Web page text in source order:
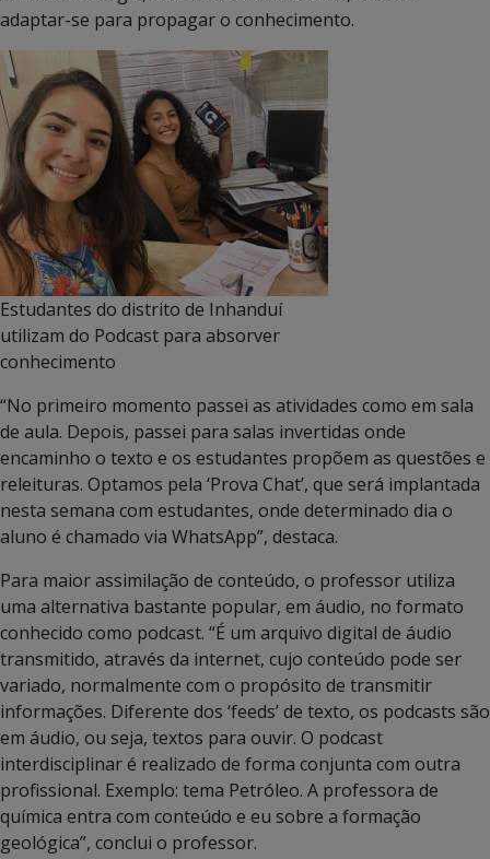
adaptar-se para propagar o conhecimento.
Estudantes do distrito de Inhanduí
utilizam do Podcast para absorver
conhecimento
“No primeiro momento passei as atividades como em sala
de aula. Depois, passei para salas invertidas onde
encaminho o texto e os estudantes propõem as questões e
releituras. Optamos pela ‘Prova Chat’, que será implantada
nesta semana com estudantes, onde determinado dia o
aluno é chamado via WhatsApp”, destaca.
Para maior assimilação de conteúdo, o professor utiliza
uma alternativa bastante popular, em áudio, no formato
conhecido como podcast. “É um arquivo digital de áudio
transmitido, através da internet, cujo conteúdo pode ser
variado, normalmente com o propósito de transmitir
informações. Diferente dos ‘feeds’ de texto, os podcasts são
em áudio, ou seja, textos para ouvir. O podcast
interdisciplinar é realizado de forma conjunta com outra
profissional. Exemplo: tema Petróleo. A professora de
química entra com conteúdo e eu sobre a formação
geológica”, conclui o professor.